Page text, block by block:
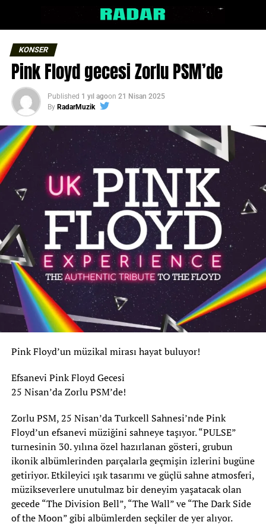
KONSER
Pink Floyd gecesi Zorlu PSM’de
Published 1 yıl agoon 21 Nisan 2025
By RadarMuzik
Pink Floyd’un müzikal mirası hayat buluyor!
Efsanevi Pink Floyd Gecesi
25 Nisan’da Zorlu PSM’de!
Zorlu PSM, 25 Nisan’da Turkcell Sahnesi’nde Pink
Floyd’un efsanevi müziğini sahneye taşıyor. “PULSE”
turnesinin 30. yılına özel hazırlanan gösteri, grubun
ikonik albümlerinden parçalarla geçmişin izlerini bugüne
getiriyor. Etkileyici ışık tasarımı ve güçlü sahne atmosferi,
müzikseverlere unutulmaz bir deneyim yaşatacak olan
gecede “The Division Bell”, “The Wall” ve “The Dark Side
of the Moon” gibi albümlerden seçkiler de yer alıyor.